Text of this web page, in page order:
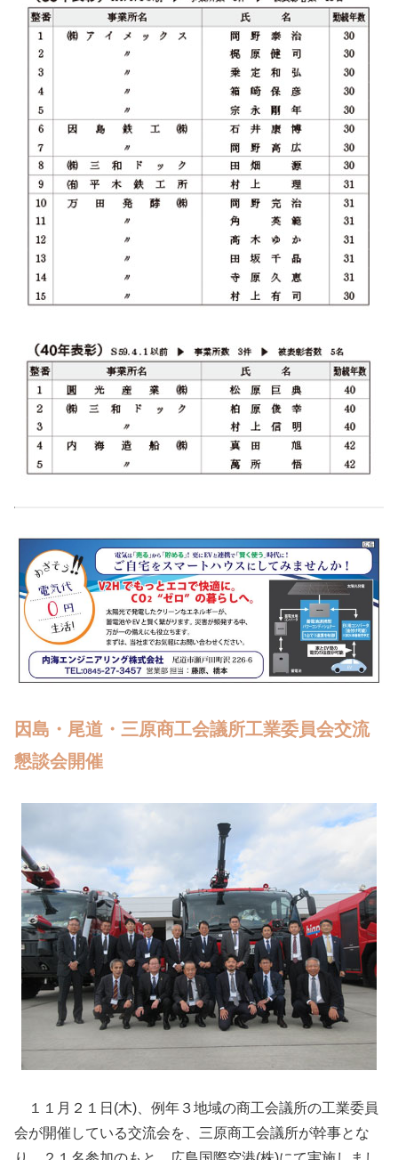
因島・尾道・三原商工会議所工業委員会交流
懇談会開催
１１月２１日(木)、例年３地域の商工会議所の工業委員
会が開催している交流会を、三原商工会議所が幹事とな